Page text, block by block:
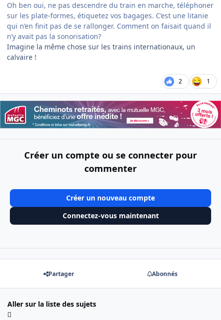
Oh ben oui, ne pas descendre du train en marche, téléphoner
sur les plate-formes, étiquetez vos bagages. C’est une litanie
qui n’en finit pas de se rallonger. Comment on faisait quand il
n’y avait pas la sonorisation?
Imagine la même chose sur les trains internationaux, un
calvaire !
2 1
Créer un compte ou se connecter pour
commenter
Créer un nouveau compte
Connectez-vous maintenant
Partager Abonnés
Aller sur la liste des sujets